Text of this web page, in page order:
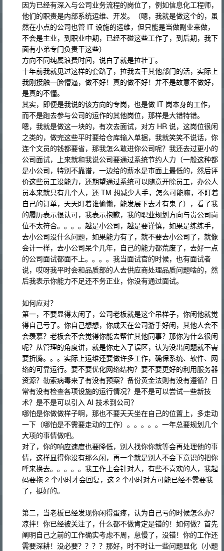
因为已经有深入与公司业务流程的岗位了，例如信息化工程师，
他们的职责是内部系统运维、开发。（嗯，我就是做这个的，虽
然在小点的公司也管 IT 设施的运维，但只能是当做副业来做，
不会是主业，到职业中期，已经不碰这些工作了，到后期，我下
面有小弟专门负责干这些）
方向不同纯属浪费时间，说白了就是拉壮丁。
十年前我就见过这样的套路了，拉我去干其他部门的活，实际上
我刚接触一脸懵逼，做不好！真的做不好！并不是故意不做好，
是真的不懂。
其实，即便是我说的该方向的专岗，也是做 IT 岗本身的工作，
而不是跑去参与公司的运作的其他岗位，那样是大错特错。
嗯，我就是做这一块的，有次去面试，对方 HR 说，这岗位很闲
之类的，做完这些平时要给仓库输入单据，我就笑笑不说话，你
连个文员的钱都要省，那我怎么敢进你公司呢？我还去过更小的
公司面试，上来就和我说公司要通过系统节约人力（一般这种都
是小公司，特别不靠谱，一边给的薪水是市面上最低的，然后评
价这些员工没能力，还期望通过系统可以随意开除员工，办公人
员本来就只有几个人，还 TM 想减少人手，怎么可能嘛，不盯着
自己的订单，天天盯着谁偷懒，能发展下去才有鬼了），看了我
的履历表示很认可，我表示抱歉，我的职业规划方向与贵公司岗
位不太符合。。。。越是小公司，越是要谨慎，如果是练练手，
去小公司没什么问题，如果能力有了，就不要去小公司了，就像
会计一样，去小公司呆个几年，自己的能力都荒废了，去好一点
的公司面试都面不上。。。。我当面试官的时候，也有面试者
说，哎呀我平时会和品质部的人去供应商处理品质问题啥的，然
后我表示你能力不足还不务正业，你没有通过面试。
如何应对？
第一，不要显得太闲了，公司老板就是这个吊样子，你闲他就觉
得自己亏了。你自己想想，你成天在公司游手好闲，其他人会不
会羡慕？老板会不会觉得你能去帮忙其他同事？那你为什么很闲
呢？从管理的角度讲，就是你走入了误区，认为没出问题就不需
要折腾。。。实际上运维还要做许多工作，确保系统、软件、网
络的可靠运行。要不要优化网络结构？要不要更好的利用服务器
资源？勒索病毒来了有没有预案？备份黄金法则有没有遵循？日
常有没有检查各项设施的运行情况？是不是可以尝试一些新技
术？是不是可以引入 AI 技术到公司？
哪怕是你做做样子啊，那也不要天天坐在自己的位置上，多走动
一下（哪怕是不需要走动的工作）。。。。。一年总要规划几个
大项的事情做吧。
对了，你的响应速度也要降低，别人找你你就等会再处理他的事
情，这样显得你没有那么闲，再一个就是别人不会下意识的把你
呼来换去。。。。。我工作上会针对人，有些不喜欢的人，我起
码要拖 2 个小时才会回复，这 2 个小时对方可能已经不需要我
了，挺好的。
第二，当老板已经发现你闲得蛋疼，认为自己亏的时候怎么办？
凉拌！你已经被关注了，什么都不做肯定是错的！如何做？首先
阐明自己之前的工作确实考虑不周，怠慢了，没错！你的工作还
需要深耕！没必要？？？？那好，时不时让一些问题显化（小题